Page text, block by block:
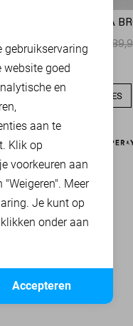
GEISHA
45,00
ONLY BLOUSES
gebruikservaring
website goed
en
aan te
Klik op
voorkeuren aan
Meer
Je kunt op
onder aan
Accepteren